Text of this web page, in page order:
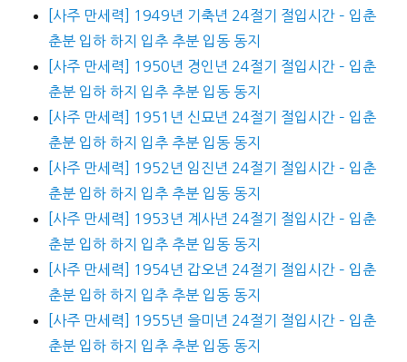
[사주 만세력] 1949년 기축년 24절기 절입시간 – 입춘
춘분 입하 하지 입추 추분 입동 동지
[사주 만세력] 1950년 경인년 24절기 절입시간 – 입춘
춘분 입하 하지 입추 추분 입동 동지
[사주 만세력] 1951년 신묘년 24절기 절입시간 – 입춘
춘분 입하 하지 입추 추분 입동 동지
[사주 만세력] 1952년 임진년 24절기 절입시간 – 입춘
춘분 입하 하지 입추 추분 입동 동지
[사주 만세력] 1953년 계사년 24절기 절입시간 – 입춘
춘분 입하 하지 입추 추분 입동 동지
[사주 만세력] 1954년 갑오년 24절기 절입시간 – 입춘
춘분 입하 하지 입추 추분 입동 동지
[사주 만세력] 1955년 을미년 24절기 절입시간 – 입춘
춘분 입하 하지 입추 추분 입동 동지